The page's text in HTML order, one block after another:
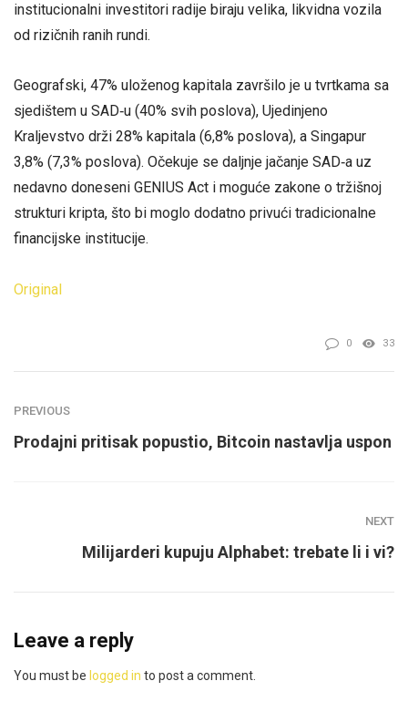
institucionalni investitori radije biraju velika, likvidna vozila
od rizičnih ranih rundi.
Geografski, 47% uloženog kapitala završilo je u tvrtkama sa
sjedištem u SAD‑u (40% svih poslova), Ujedinjeno
Kraljevstvo drži 28% kapitala (6,8% poslova), a Singapur
3,8% (7,3% poslova). Očekuje se daljnje jačanje SAD‑a uz
nedavno doneseni GENIUS Act i moguće zakone o tržišnoj
strukturi kripta, što bi moglo dodatno privući tradicionalne
financijske institucije.
Original
0 33
PREVIOUS
Prodajni pritisak popustio, Bitcoin nastavlja uspon
NEXT
Milijarderi kupuju Alphabet: trebate li i vi?
Leave a reply
You must be logged in to post a comment.